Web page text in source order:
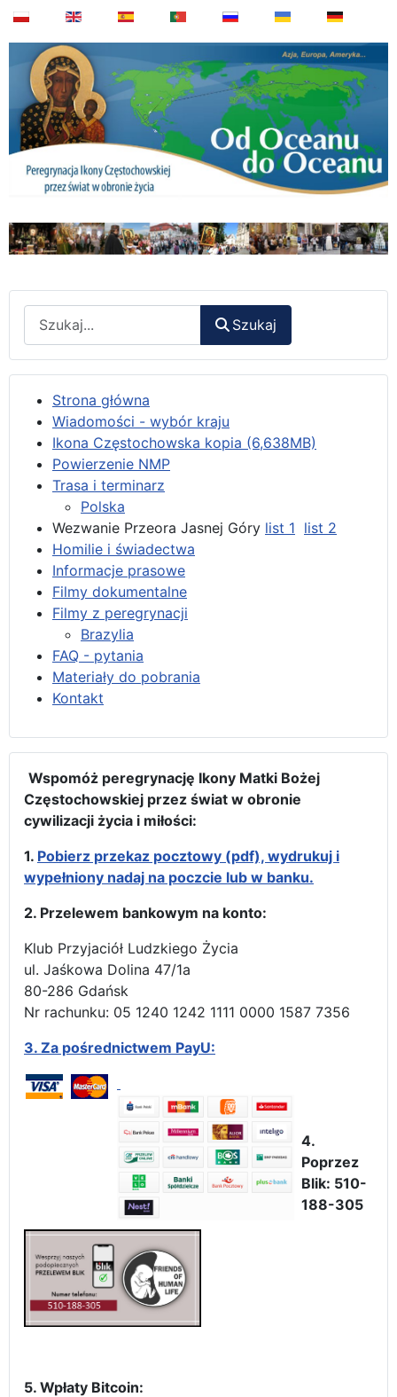
Szukaj
Strona główna
Wiadomości - wybór kraju
Ikona Częstochowska kopia (6,638MB)
Powierzenie NMP
Trasa i terminarz
Polska
Wezwanie Przeora Jasnej Góry list 1 list 2
Homilie i świadectwa
Informacje prasowe
Filmy dokumentalne
Filmy z peregrynacji
Brazylia
FAQ - pytania
Materiały do pobrania
Kontakt
Wspomóż peregrynację Ikony Matki Bożej
Częstochowskiej przez świat w obronie
cywilizacji życia i miłości:
1. Pobierz przekaz pocztowy (pdf), wydrukuj i
wypełniony nadaj na poczcie lub w banku.
2. Przelewem bankowym na konto:
Klub Przyjaciół Ludzkiego Życia
ul. Jaśkowa Dolina 47/1a
80-286 Gdańsk
Nr rachunku: 05 1240 1242 1111 0000 1587 7356
3. Za pośrednictwem PayU:
4.
Poprzez
Blik: 510-
188-305
5. Wpłaty Bitcoin: